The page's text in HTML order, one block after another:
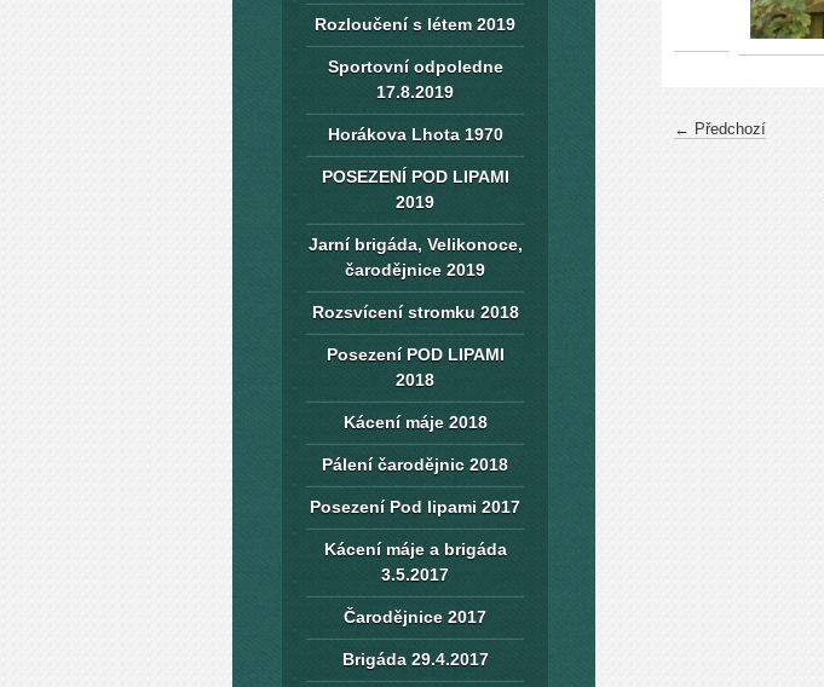
← Předchozí
Rozloučení s létem 2019
Sportovní odpoledne
17.8.2019
Horákova Lhota 1970
POSEZENÍ POD LIPAMI
2019
Jarní brigáda, Velikonoce,
čarodějnice 2019
Rozsvícení stromku 2018
Posezení POD LIPAMI
2018
Kácení máje 2018
Pálení čarodějnic 2018
Posezení Pod lipami 2017
Kácení máje a brigáda
3.5.2017
Čarodějnice 2017
Brigáda 29.4.2017